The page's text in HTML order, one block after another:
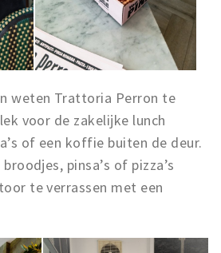
weten Trattoria Perron te
voor de zakelijke lunch
of een koffie buiten de deur.
pinsa’s of pizza’s
te verrassen met een